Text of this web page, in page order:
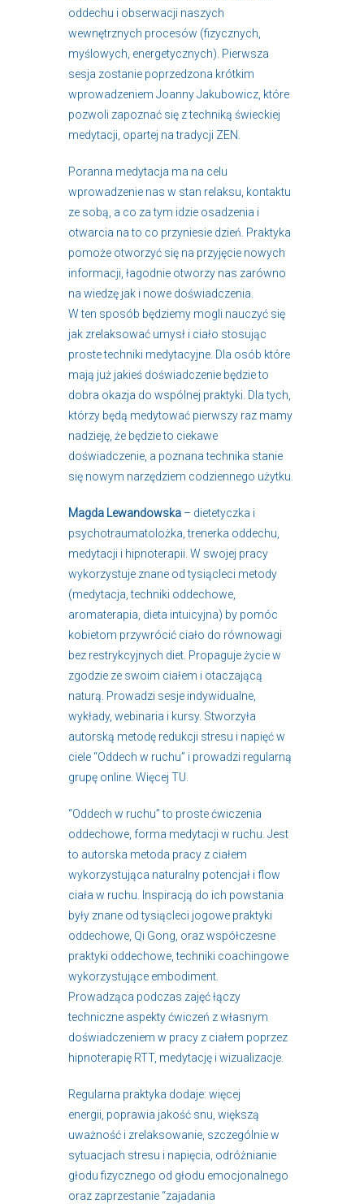
oddechu i obserwacji naszych
wewnętrznych procesów (fizycznych,
myślowych, energetycznych). Pierwsza
sesja zostanie poprzedzona krótkim
wprowadzeniem Joanny Jakubowicz, które
pozwoli zapoznać się z techniką świeckiej
medytacji, opartej na tradycji ZEN.
Poranna medytacja ma na celu
wprowadzenie nas w stan relaksu, kontaktu
ze sobą, a co za tym idzie osadzenia i
otwarcia na to co przyniesie dzień. Praktyka
pomoże otworzyć się na przyjęcie nowych
informacji, łagodnie otworzy nas zarówno
na wiedzę jak i nowe doświadczenia.
W ten sposób będziemy mogli nauczyć się
jak zrelaksować umysł i ciało stosując
proste techniki medytacyjne. Dla osób które
mają już jakieś doświadczenie będzie to
dobra okazja do wspólnej praktyki. Dla tych,
którzy będą medytować pierwszy raz mamy
nadzieję, że będzie to ciekawe
doświadczenie, a poznana technika stanie
się nowym narzędziem codziennego użytku.
Magda Lewandowska – dietetyczka i
psychotraumatolożka, trenerka oddechu,
medytacji i hipnoterapii. W swojej pracy
wykorzystuje znane od tysiącleci metody
(medytacja, techniki oddechowe,
aromaterapia, dieta intuicyjna) by pomóc
kobietom przywrócić ciało do równowagi
bez restrykcyjnych diet. Propaguje życie w
zgodzie ze swoim ciałem i otaczającą
naturą. Prowadzi sesje indywidualne,
wykłady, webinaria i kursy. Stworzyła
autorską metodę redukcji stresu i napięć w
ciele “Oddech w ruchu” i prowadzi regularną
grupę online. Więcej TU.
“Oddech w ruchu” to proste ćwiczenia
oddechowe, forma medytacji w ruchu. Jest
to autorska metoda pracy z ciałem
wykorzystująca naturalny potencjał i flow
ciała w ruchu. Inspiracją do ich powstania
były znane od tysiącleci jogowe praktyki
oddechowe, Qi Gong, oraz współczesne
praktyki oddechowe, techniki coachingowe
wykorzystujące embodiment.
Prowadząca podczas zajęć łączy
techniczne aspekty ćwiczeń z własnym
doświadczeniem w pracy z ciałem poprzez
hipnoterapię RTT, medytację i wizualizacje.
Regularna praktyka dodaje: więcej
energii, poprawia jakość snu, większą
uważność i zrelaksowanie, szczególnie w
sytuacjach stresu i napięcia, odróżnianie
głodu fizycznego od głodu emocjonalnego
oraz zaprzestanie “zajadania